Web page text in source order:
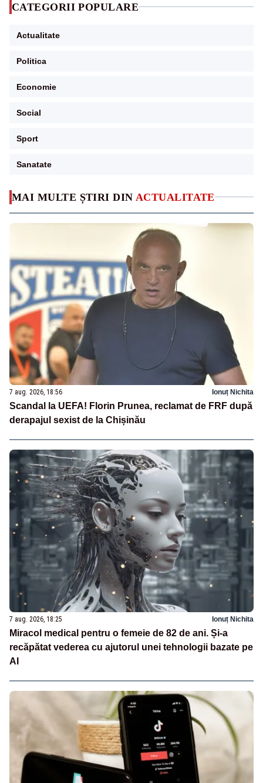
MAI MULTE ȘTIRI DIN ACTUALITATE
7 aug. 2026, 18:56 Ionuț Nichita
Scandal la UEFA! Florin Prunea, reclamat de FRF după
derapajul sexist de la Chișinău
7 aug. 2026, 18:25 Ionuț Nichita
Miracol medical pentru o femeie de 82 de ani. Și-a
recăpătat vederea cu ajutorul unei tehnologii bazate pe
AI
CATEGORII POPULARE
Actualitate
Politica
Economie
Social
Sport
Sanatate